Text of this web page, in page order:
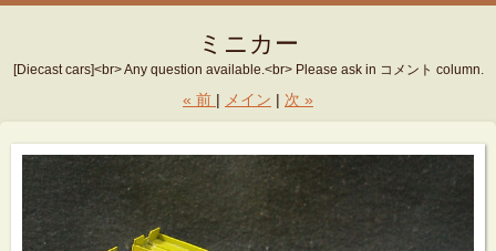
ミニカー
[Diecast cars]<br> Any question available.<br> Please ask in コメント column.
« 前 メイン 次 »